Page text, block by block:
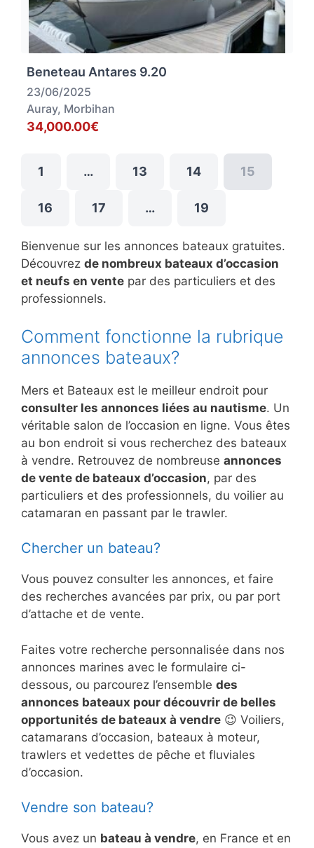
Beneteau Antares 9.20
23/06/2025
Auray, Morbihan
34,000.00€
1 … 13 14 15
16 17 … 19
Bienvenue sur les annonces bateaux gratuites.
Découvrez de nombreux bateaux d’occasion
et neufs en vente par des particuliers et des
professionnels.
Comment fonctionne la rubrique
annonces bateaux?
Mers et Bateaux est le meilleur endroit pour
consulter les annonces liées au nautisme. Un
véritable salon de l’occasion en ligne. Vous êtes
au bon endroit si vous recherchez des bateaux
à vendre. Retrouvez de nombreuse annonces
de vente de bateaux d’occasion, par des
particuliers et des professionnels, du voilier au
catamaran en passant par le trawler.
Chercher un bateau?
Vous pouvez consulter les annonces, et faire
des recherches avancées par prix, ou par port
d’attache et de vente.
Faites votre recherche personnalisée dans nos
annonces marines avec le formulaire ci-
dessous, ou parcourez l’ensemble des
annonces bateaux pour découvrir de belles
opportunités de bateaux à vendre 😉 Voiliers,
catamarans d’occasion, bateaux à moteur,
trawlers et vedettes de pêche et fluviales
d’occasion.
Vendre son bateau?
Vous avez un bateau à vendre, en France et en